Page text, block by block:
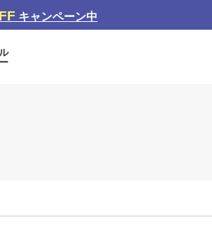
キャンペーン中